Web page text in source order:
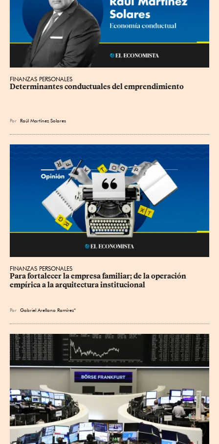
FINANZAS PERSONALES
Determinantes conductuales del emprendimiento
Por Raúl Martínez Solares
FINANZAS PERSONALES
Para fortalecer la empresa familiar; de la operación
empírica a la arquitectura institucional
Por Gabriel Arellano Ramírez*